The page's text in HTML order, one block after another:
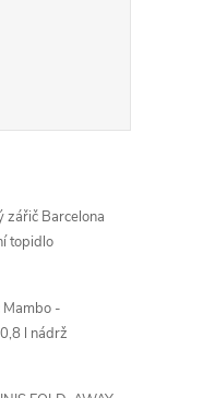
zářič Barcelona
topidlo
Mambo -
l nádrž